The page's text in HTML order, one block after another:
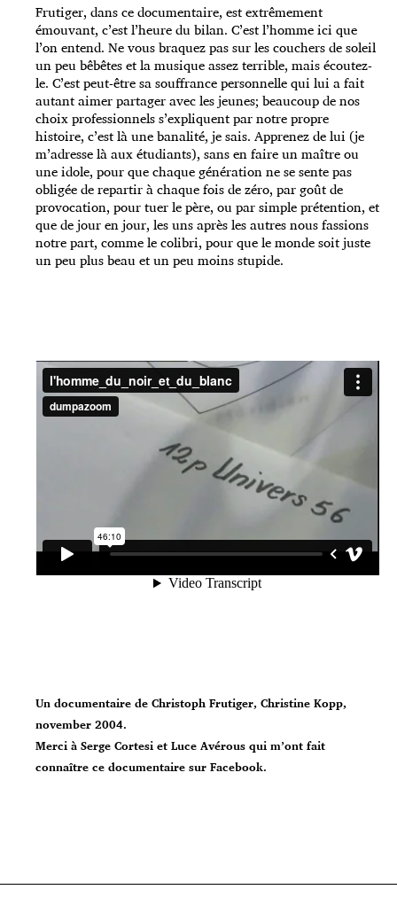
Frutiger, dans ce documentaire, est extrêmement
émouvant, c’est l’heure du bilan. C’est l’homme ici que
l’on entend. Ne vous braquez pas sur les couchers de soleil
un peu bêbêtes et la musique assez terrible, mais écoutez-
le. C’est peut-être sa souffrance personnelle qui lui a fait
autant aimer partager avec les jeunes; beaucoup de nos
choix professionnels s’expliquent par notre propre
histoire, c’est là une banalité, je sais. Apprenez de lui (je
m’adresse là aux étudiants), sans en faire un maître ou
une idole, pour que chaque génération ne se sente pas
obligée de repartir à chaque fois de zéro, par goût de
provocation, pour tuer le père, ou par simple prétention, et
que de jour en jour, les uns après les autres nous fassions
notre part, comme le colibri, pour que le monde soit juste
un peu plus beau et un peu moins stupide.
Un documentaire de Christoph Frutiger, Christine Kopp,
november 2004.
Merci à Serge Cortesi et Luce Avérous qui m’ont fait
connaître ce documentaire sur Facebook.